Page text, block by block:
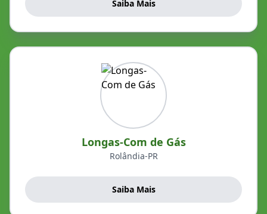
Saiba Mais
Longas-Com de Gás
Rolândia-PR
Saiba Mais